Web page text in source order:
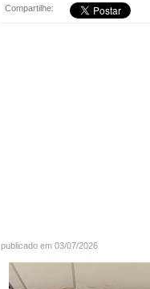
Compartilhe:
publicado em 03/07/2026